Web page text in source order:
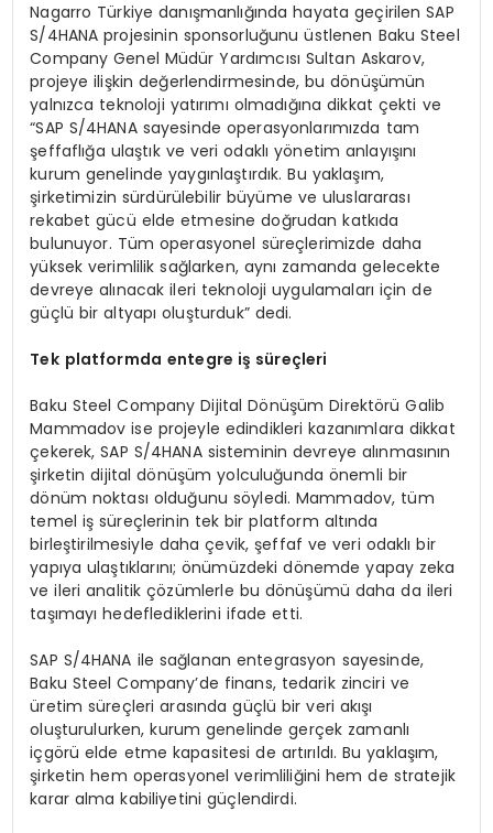
Nagarro Türkiye danışmanlığında hayata geçirilen SAP
S/4HANA projesinin sponsorluğunu üstlenen Baku Steel
Company Genel Müdür Yardımcısı Sultan Askarov,
projeye ilişkin değerlendirmesinde, bu dönüşümün
yalnızca teknoloji yatırımı olmadığına dikkat çekti ve
“SAP S/4HANA sayesinde operasyonlarımızda tam
şeffaflığa ulaştık ve veri odaklı yönetim anlayışını
kurum genelinde yaygınlaştırdık. Bu yaklaşım,
şirketimizin sürdürülebilir büyüme ve uluslararası
rekabet gücü elde etmesine doğrudan katkıda
bulunuyor. Tüm operasyonel süreçlerimizde daha
yüksek verimlilik sağlarken, aynı zamanda gelecekte
devreye alınacak ileri teknoloji uygulamaları için de
güçlü bir altyapı oluşturduk” dedi.
Tek platformda entegre iş süreçleri
Baku Steel Company Dijital Dönüşüm Direktörü Galib
Mammadov ise projeyle edindikleri kazanımlara dikkat
çekerek, SAP S/4HANA sisteminin devreye alınmasının
şirketin dijital dönüşüm yolculuğunda önemli bir
dönüm noktası olduğunu söyledi. Mammadov, tüm
temel iş süreçlerinin tek bir platform altında
birleştirilmesiyle daha çevik, şeffaf ve veri odaklı bir
yapıya ulaştıklarını; önümüzdeki dönemde yapay zeka
ve ileri analitik çözümlerle bu dönüşümü daha da ileri
taşımayı hedeflediklerini ifade etti.
SAP S/4HANA ile sağlanan entegrasyon sayesinde,
Baku Steel Company’de finans, tedarik zinciri ve
üretim süreçleri arasında güçlü bir veri akışı
oluşturulurken, kurum genelinde gerçek zamanlı
içgörü elde etme kapasitesi de artırıldı. Bu yaklaşım,
şirketin hem operasyonel verimliliğini hem de stratejik
karar alma kabiliyetini güçlendirdi.